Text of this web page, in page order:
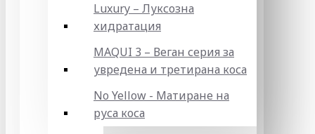
Luxury – Луксозна
хидратация
MAQUI 3 – Веган серия за
увредена и третирана коса
No Yellow - Матиране на
руса коса